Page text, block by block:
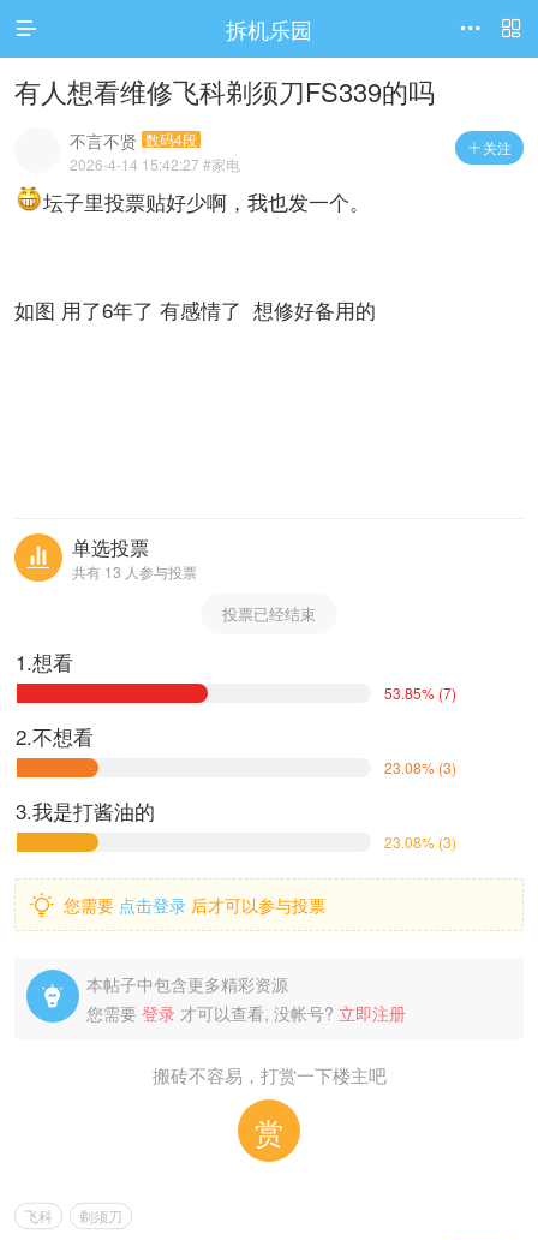
访问电脑版
 拆机乐园 

有人想看维修飞科剃须刀FS339的吗
 关注
不言不贤 数码4段
2026-4-14 15:42:27 #家电
坛子里投票贴好少啊，我也发一个。
如图 用了6年了 有感情了 想修好备用的
 单选投票
共有 13 人参与投票
投票已经结束
1.想看
53.85% (7)
2.不想看
23.08% (3)
3.我是打酱油的
23.08% (3)
 您需要 点击登录 后才可以参与投票

本帖子中包含更多精彩资源
您需要 登录 才可以查看, 没帐号? 立即注册
搬砖不容易，打赏一下楼主吧
赏
飞科 剃须刀